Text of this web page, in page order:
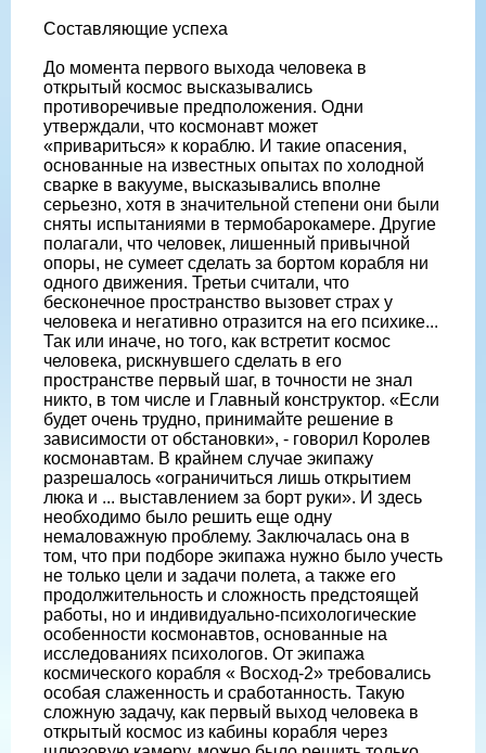
Составляющие успеха
До момента первого выхода человека в
открытый космос высказывались
противоречивые предположения. Одни
утверждали, что космонавт может
«привариться» к кораблю. И такие опасения,
основанные на известных опытах по холодной
сварке в вакууме, высказывались вполне
серьезно, хотя в значительной степени они были
сняты испытаниями в термобарокамере. Другие
полагали, что человек, лишенный привычной
опоры, не сумеет сделать за бортом корабля ни
одного движения. Третьи считали, что
бесконечное пространство вызовет страх у
человека и негативно отразится на его психике...
Так или иначе, но того, как встретит космос
человека, рискнувшего сделать в его
пространстве первый шаг, в точности не знал
никто, в том числе и Главный конструктор. «Если
будет очень трудно, принимайте решение в
зависимости от обстановки», - говорил Королев
космонавтам. В крайнем случае экипажу
разрешалось «ограничиться лишь открытием
люка и ... выставлением за борт руки». И здесь
необходимо было решить еще одну
немаловажную проблему. Заключалась она в
том, что при подборе экипажа нужно было учесть
не только цели и задачи полета, а также его
продолжительность и сложность предстоящей
работы, но и индивидуально-психологические
особенности космонавтов, основанные на
исследованиях психологов. От экипажа
космического корабля « Восход-2» требовались
особая слаженность и сработанность. Такую
сложную задачу, как первый выход человека в
открытый космос из кабины корабля через